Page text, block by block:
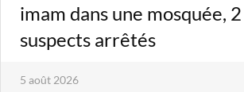
imam dans une mosquée, 2
suspects arrêtés
5 août 2026